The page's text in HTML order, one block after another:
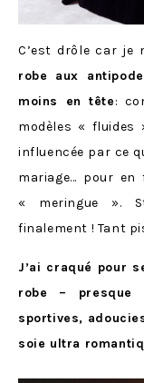
C’est drôle car je
robe aux
moins en tête:
modèles « fluides
influencée par ce
mariage… pour
« meringue ».
finalement ! Tant
J’ai craqué pour
robe –
sportives,
soie ultra